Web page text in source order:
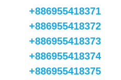
+886955418371
+886955418372
+886955418373
+886955418374
+886955418375